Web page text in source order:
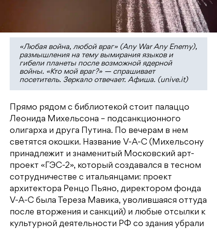
«Любая война, любой враг» (Any War Any Enemy),
размышления на тему вымирания языков и
гибели планеты после возможной ядерной
войны. «Кто мой враг?» — спрашивает
посетитель. Зеркало отвечает. Афиша. (unive.it)
Прямо рядом с библиотекой стоит палаццо
Леонида Михельсона – подсанкционного
олигарха и друга Путина. По вечерам в нем
светятся окошки. Название V-A-C (Михельсону
принадлежит и знаменитый Московский арт-
проект «ГЭС-2», который создавался в тесном
сотрудничестве с итальянцами: проект
архитектора Ренцо Пьяно, директором фонда
V-A-C была Тереза Мавика, уволившаяся оттуда
после вторжения и санкций) и любые отсылки к
культурной деятельности РФ со здания убрали